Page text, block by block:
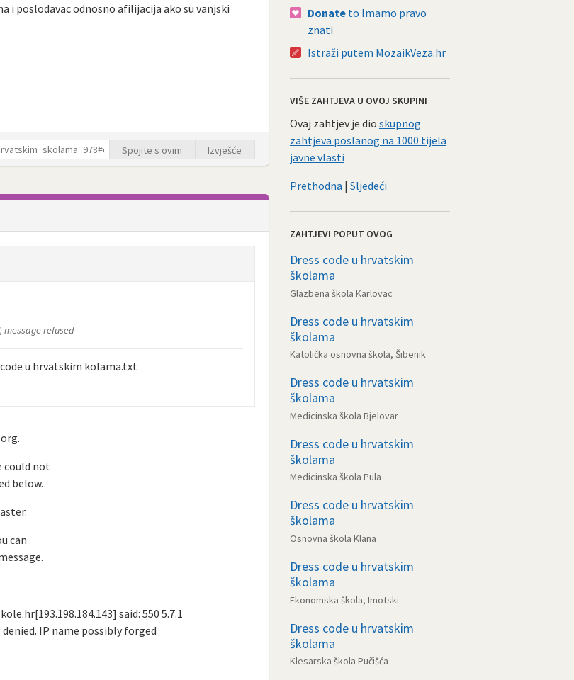
i poslodavac odnosno afilijacija ako su vanjski
Spojite s ovim Izvješće
message refused
u hrvatskim kolama.txt
could not
below.
can
said: 550 5.7.1
IP name possibly forged
Donate to Imamo pravo
znati
Istraži putem MozaikVeza.hr
VIŠE ZAHTJEVA U OVOJ SKUPINI
Ovaj zahtjev je dio skupnog
zahtjeva poslanog na 1000 tijela
javne vlasti
Prethodna | Sljedeći
ZAHTJEVI POPUT OVOG
Dress code u hrvatskim
školama
Glazbena škola Karlovac
Dress code u hrvatskim
školama
Katolička osnovna škola, Šibenik
Dress code u hrvatskim
školama
Medicinska škola Bjelovar
Dress code u hrvatskim
školama
Medicinska škola Pula
Dress code u hrvatskim
školama
Osnovna škola Klana
Dress code u hrvatskim
školama
Ekonomska škola, Imotski
Dress code u hrvatskim
školama
Klesarska škola Pučišća